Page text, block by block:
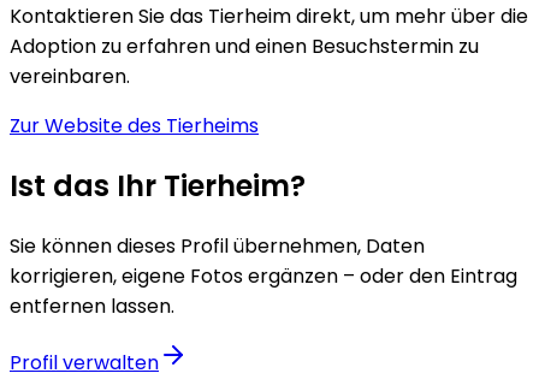
Kontaktieren Sie das Tierheim direkt, um mehr über die
Adoption zu erfahren und einen Besuchstermin zu
vereinbaren.
Zur Website des Tierheims
Ist das Ihr Tierheim?
Sie können dieses Profil übernehmen, Daten
korrigieren, eigene Fotos ergänzen – oder den Eintrag
entfernen lassen.
Profil verwalten